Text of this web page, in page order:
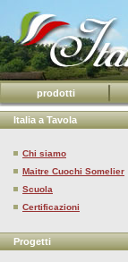
prodotti
Italia a Tavola
Chi siamo
Maitre Cuochi Somelier
Scuola
Certificazioni
Progetti